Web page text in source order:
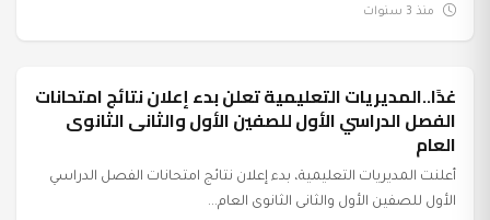
منذ 3 سنوات
عرب وعالم
غدًا..المديريات التعليمية تعلن بدء إعلان نتائج امتحانات
الفصل الدراسي الأول للصفين الأول والثانى الثانوى
العام
أعلنت المديريات التعليمية، بدء إعلان نتائج امتحانات الفصل الدراسي
الأول للصفين الأول والثانى الثانوى العام...